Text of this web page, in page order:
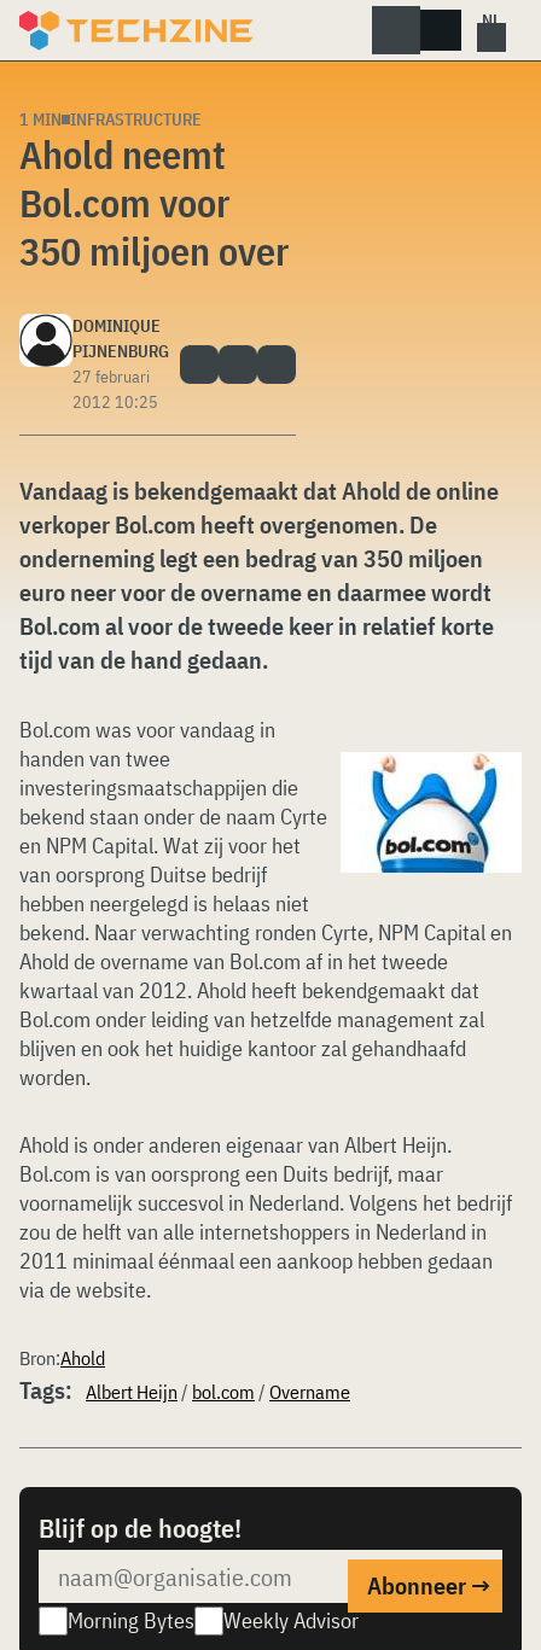
Skip
1 MIN INFRASTRUCTURE
Ahold neemt
Bol.com voor
350 miljoen over
DOMINIQUE
PIJNENBURG
27 februari
2012 10:25
Vandaag is bekendgemaakt dat Ahold de online
verkoper Bol.com heeft overgenomen. De
onderneming legt een bedrag van 350 miljoen
euro neer voor de overname en daarmee wordt
Bol.com al voor de tweede keer in relatief korte
tijd van de hand gedaan.
Bol.com was voor vandaag in
handen van twee
investeringsmaatschappijen die
bekend staan onder de naam Cyrte
en NPM Capital. Wat zij voor het
van oorsprong Duitse bedrijf
hebben neergelegd is helaas niet
bekend. Naar verwachting ronden Cyrte, NPM Capital en
Ahold de overname van Bol.com af in het tweede
kwartaal van 2012. Ahold heeft bekendgemaakt dat
Bol.com onder leiding van hetzelfde management zal
blijven en ook het huidige kantoor zal gehandhaafd
worden.
Ahold is onder anderen eigenaar van Albert Heijn.
Bol.com is van oorsprong een Duits bedrijf, maar
voornamelijk succesvol in Nederland. Volgens het bedrijf
zou de helft van alle internetshoppers in Nederland in
2011 minimaal éénmaal een aankoop hebben gedaan
via de website.
Bron:Ahold
Tags: Albert Heijn / bol.com / Overname
Blijf op de hoogte!
Morning Bytes Weekly Advisor